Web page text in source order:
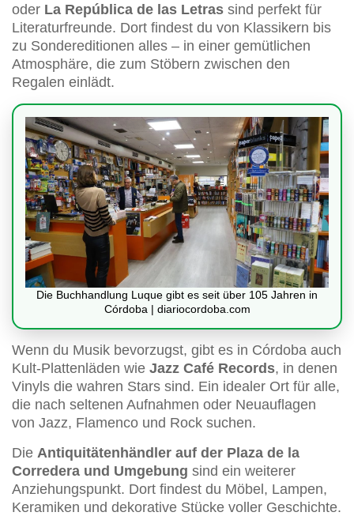
oder La República de las Letras sind perfekt für
Literaturfreunde. Dort findest du von Klassikern bis
zu Sondereditionen alles – in einer gemütlichen
Atmosphäre, die zum Stöbern zwischen den
Regalen einlädt.
Die Buchhandlung Luque gibt es seit über 105 Jahren in
Córdoba | diariocordoba.com
Wenn du Musik bevorzugst, gibt es in Córdoba auch
Kult-Plattenläden wie Jazz Café Records, in denen
Vinyls die wahren Stars sind. Ein idealer Ort für alle,
die nach seltenen Aufnahmen oder Neuauflagen
von Jazz, Flamenco und Rock suchen.
Die Antiquitätenhändler auf der Plaza de la
Corredera und Umgebung sind ein weiterer
Anziehungspunkt. Dort findest du Möbel, Lampen,
Keramiken und dekorative Stücke voller Geschichte.